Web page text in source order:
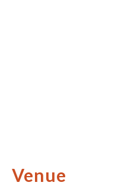
Venue